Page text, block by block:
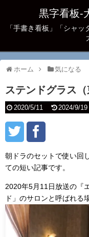
黒字看板‐
「手書き看板」「シャ
ホーム 気になる
ステンドグラス
2020/5/11 2024/9/19
朝ドラのセットで使い回
ての短い記事です。
2020年5月11日放送の『
ド」のサロンと呼ばれる